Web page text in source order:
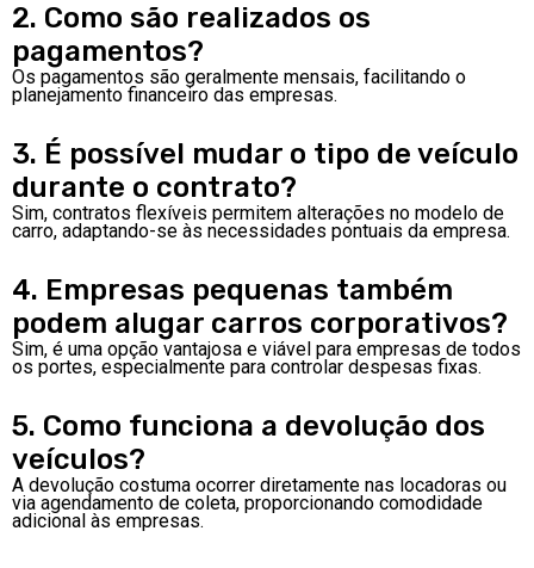
2. Como são realizados os
pagamentos?
Os pagamentos são geralmente mensais, facilitando o
planejamento financeiro das empresas.
3. É possível mudar o tipo de veículo
durante o contrato?
Sim, contratos flexíveis permitem alterações no modelo de
carro, adaptando-se às necessidades pontuais da empresa.
4. Empresas pequenas também
podem alugar carros corporativos?
Sim, é uma opção vantajosa e viável para empresas de todos
os portes, especialmente para controlar despesas fixas.
5. Como funciona a devolução dos
veículos?
A devolução costuma ocorrer diretamente nas locadoras ou
via agendamento de coleta, proporcionando comodidade
adicional às empresas.